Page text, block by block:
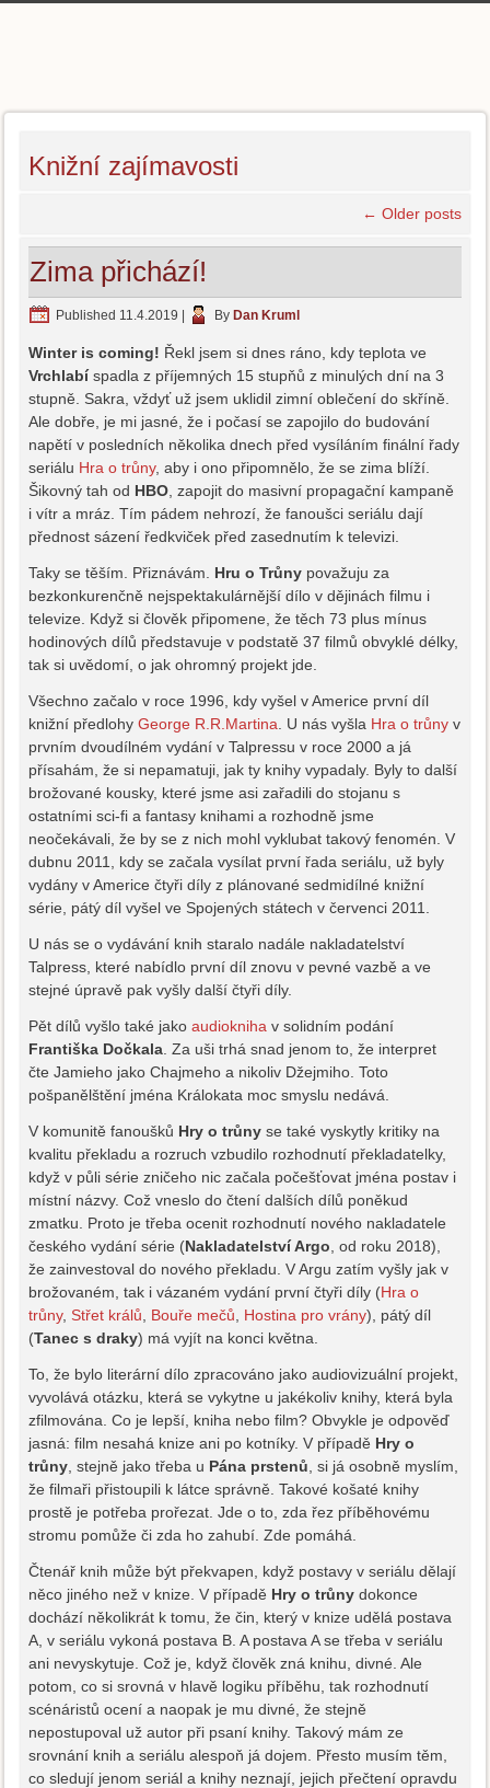
Knižní zajímavosti
← Older posts
Zima přichází!
Published 11.4.2019 By Dan Kruml
Winter is coming! Řekl jsem si dnes ráno, kdy teplota ve
Vrchlabíspadla z příjemných 15 stupňů z minulých dní na 3
stupně. Sakra, vždyť už jsem uklidil zimní oblečení do skříně.
Ale dobře, je mi jasné, že i počasí se zapojilo do budování
napětí v posledních několika dnech před vysíláním finální řady
seriálu Hra o trůny, aby i ono připomnělo, že se zima blíží.
Šikovný tah od HBO , zapojit do masivní propagační kampaně
i vítr a mráz. Tím pádem nehrozí, že fanoušci seriálu dají
přednost sázení ředkviček před zasednutím k televizi.
Taky se těším. Přiznávám. Hru o Trůny považuju za
bezkonkurenčně nejspektakulárnější dílo v dějinách filmu i
televize. Když si člověk připomene, že těch 73 plus mínus
hodinových dílů představuje v podstatě 37 filmů obvyklé délky,
tak si uvědomí, o jak ohromný projekt jde.
Všechno začalo v roce 1996, kdy vyšel v Americe první díl
knižní předlohyGeorge R.R.Martina . U nás vyšla Hra o trůny v
prvním dvoudílném vydání v Talpressu v roce 2000 a já
přísahám, že si nepamatuji, jak ty knihy vypadaly. Byly to další
brožované kousky, které jsme asi zařadili do stojanu s
ostatními sci-fi a fantasy knihami a rozhodně jsme
neočekávali, že by se z nich mohl vyklubat takový fenomén. V
dubnu 2011, kdy se začala vysílat první řada seriálu, už byly
vydány v Americe čtyři díly z plánované sedmidílné knižní
série, pátý díl vyšel ve Spojených státech v červenci 2011.
U nás se o vydávání knih staralo nadále nakladatelství
Talpress, které nabídlo první díl znovu v pevné vazbě a ve
stejné úpravě pak vyšly další čtyři díly.
Pět dílů vyšlo také jakoaudiokniha v solidním podání
Františka Dočkala . Za uši trhá snad jenom to, že interpret
čte Jamieho jako Chajmeho a nikoliv Džejmiho. Toto
pošpanělštění jména Králokata moc smyslu nedává.
V komunitě fanoušků Hry o trůny se také vyskytly kritiky na
kvalitu překladu a rozruch vzbudilo rozhodnutí překladatelky,
když v půli série zničeho nic začala počešťovat jména postav i
místní názvy. Což vneslo do čtení dalších dílů poněkud
zmatku. Proto je třeba ocenit rozhodnutí nového nakladatele
českého vydání série (Nakladatelství Argo , od roku 2018),
že zainvestoval do nového překladu. V Argu zatím vyšly jak v
brožovaném, tak i vázaném vydání první čtyři díly (Hra o
trůny,Střet králů Bouře mečů Hostina pro vrány), pátý díl
(Tanec s draky) má vyjít na konci května.
To, že bylo literární dílo zpracováno jako audiovizuální projekt,
vyvolává otázku, která se vykytne u jakékoliv knihy, která byla
zfilmována. Co je lepší, kniha nebo film? Obvykle je odpověď
jasná: film nesahá knize ani po kotníky. V případě Hry o
trůny , stejně jako třeba u Pána prstenů , si já osobně myslím,
že filmaři přistoupili k látce správně. Takové košaté knihy
prostě je potřeba prořezat. Jde o to, zda řez příběhovému
stromu pomůže či zda ho zahubí. Zde pomáhá.
Čtenář knih může být překvapen, když postavy v seriálu dělají
něco jiného než v knize. V případě Hry o trůny dokonce
dochází několikrát k tomu, že čin, který v knize udělá postava
A, v seriálu vykoná postava B. A postava A se třeba v seriálu
ani nevyskytuje. Což je, když člověk zná knihu, divné. Ale
potom, co si srovná v hlavě logiku příběhu, tak rozhodnutí
scénáristů ocení a naopak je mu divné, že stejně
nepostupoval už autor při psaní knihy. Takový mám ze
srovnání knih a seriálu alespoň já dojem. Přesto musím těm,
co sledují jenom seriál a knihy neznají, jejich přečtení opravdu